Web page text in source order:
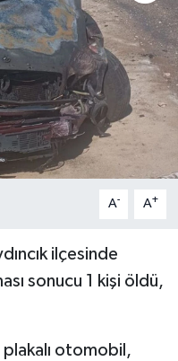
A- A+
ilçesinde
sonucu 1 kişi öldü,
plakalı otomobil,